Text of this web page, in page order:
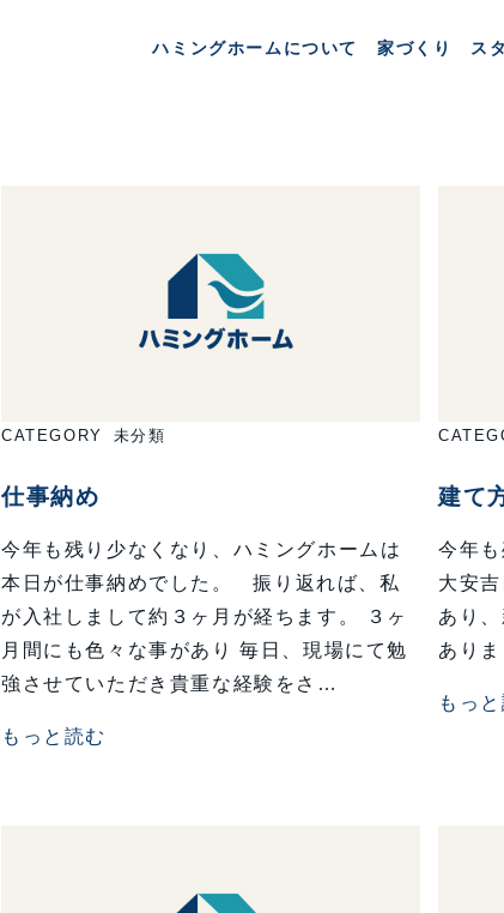
ハミングホームについて 家づくり ス
CATEGORY 未分類
仕事納め
今年も残り少なくなり、ハミングホームは
本日が仕事納めでした。 振り返れば、私
が入社しまして約３ヶ月が経ちます。 ３ヶ
月間にも色々な事があり 毎日、現場にて勉
強させていただき貴重な経験をさ…
もっと読む
建て
今年
大安
あり
あり
もっ